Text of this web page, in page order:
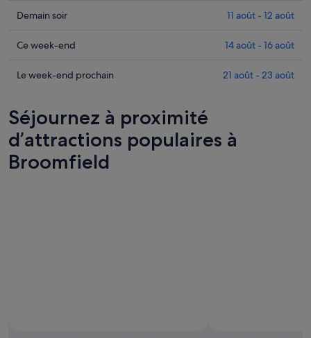
prix
Broomfield
cette
août
-
11
août
Consulter
prix
Broomfield
soir,
11
août
-
Demain soir 11 août - 12 août
Consulter
prix
pour
ce
week-
end,
Ce week-end 14 août - 16 août
Consulter
à
Broomfield
pour
le
Le week-end prochain 21 août - 23 août
Séjournez à proximité
d’attractions populaires à
Broomfield